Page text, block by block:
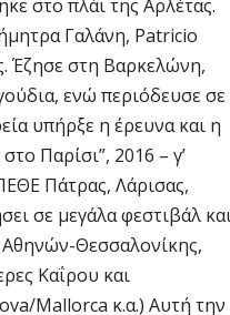
στο πλάι της Αρλέτας.
Γαλάνη, Patricio
Έζησε στη Βαρκελώνη,
ενώ περιόδευσε σε
υπήρξε η έρευνα και η
Παρίσι”, 2016 – γ’
Πάτρας, Λάρισας,
σε μεγάλα φεστιβάλ
Θεσσαλονίκης,
Καΐρου και
Mallorca κ.α.) Αυτή την